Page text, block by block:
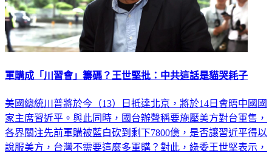
軍購成「川習會」籌碼？王世堅批：中共這話是貓哭耗子
美國總統川普將於今（13）日抵達北京，將於14日會晤中國國
家主席習近平。與此同時，國台辦聲稱要施壓美方對台軍售，
各界關注先前軍購被藍白砍到剩下7800億，是否讓習近平得以
說服美方，台灣不需要這麼多軍購？對此，綠委王世堅表示，